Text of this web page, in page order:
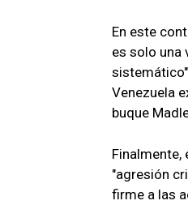
En este
es solo una
Venezuela
buque
Finalmente,
"agresión
firme a las